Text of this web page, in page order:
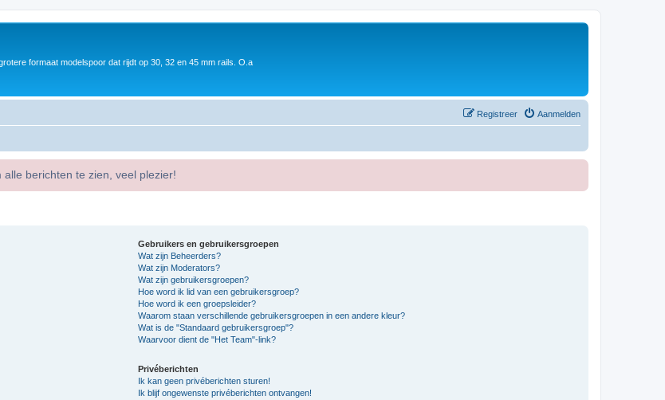
formaat modelspoor dat rijdt op 30, 32 en 45 mm rails. O.a
Aanmelden
Registreer
alle berichten te zien, veel plezier!
Gebruikers en gebruikersgroepen
Wat zijn Beheerders?
Wat zijn Moderators?
Wat zijn gebruikersgroepen?
Hoe word ik lid van een gebruikersgroep?
Hoe word ik een groepsleider?
Waarom staan verschillende gebruikersgroepen in een andere kleur?
Wat is de "Standaard gebruikersgroep"?
Waarvoor dient de "Het Team"-link?
Privéberichten
Ik kan geen privéberichten sturen!
Ik blijf ongewenste privéberichten ontvangen!